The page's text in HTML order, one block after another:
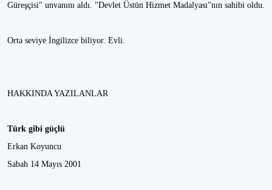
Güreşçisi" unvanını aldı. "Devlet Üstün Hizmet Madalyası"nın sahibi oldu.
Orta seviye İngilizce biliyor. Evli.
HAKKINDA YAZILANLAR
Türk gibi güçlü
Erkan Koyuncu
Sabah 14 Mayıs 2001